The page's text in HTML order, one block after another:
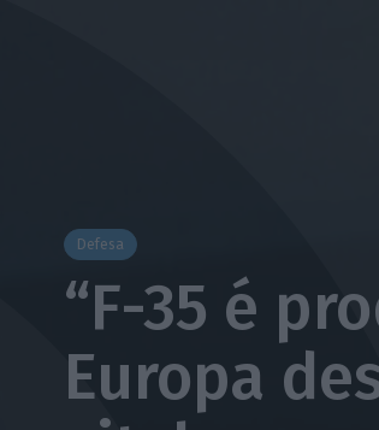
Defesa
“F-35 é
Europa